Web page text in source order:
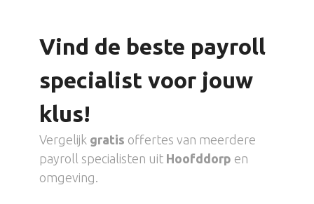
Vind de beste payroll
specialist voor jouw
klus!
Vergelijk gratis offertes van meerdere
payroll specialisten uit Hoofddorp en
omgeving.